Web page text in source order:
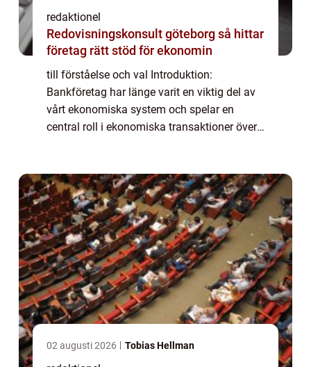
redaktionel
Redovisningskonsult göteborg så hittar
företag rätt stöd för ekonomin
till förståelse och val Introduktion:
Bankföretag har länge varit en viktig del av
vårt ekonomiska system och spelar en
central roll i ekonomiska transaktioner över
02 augusti 2026 Tobias Hellman